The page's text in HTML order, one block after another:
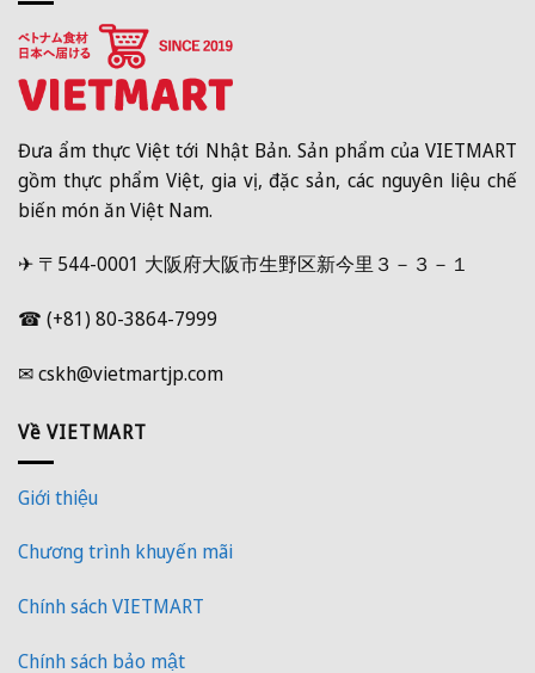
Đưa ẩm thực Việt tới Nhật Bản. Sản phẩm của VIETMART
gồm thực phẩm Việt, gia vị, đặc sản, các nguyên liệu chế
biến món ăn Việt Nam.
✈ 〒544-0001 大阪府大阪市生野区新今里３－３－１
☎ (+81) 80-3864-7999
✉ cskh@vietmartjp.com
Về VIETMART
Giới thiệu
Chương trình khuyến mãi
Chính sách VIETMART
Chính sách bảo mật